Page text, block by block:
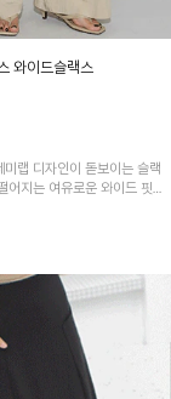
와이드슬랙스
미랩 디자인이 돋보이는 슬랙
어지는 여유로운 와이드 핏